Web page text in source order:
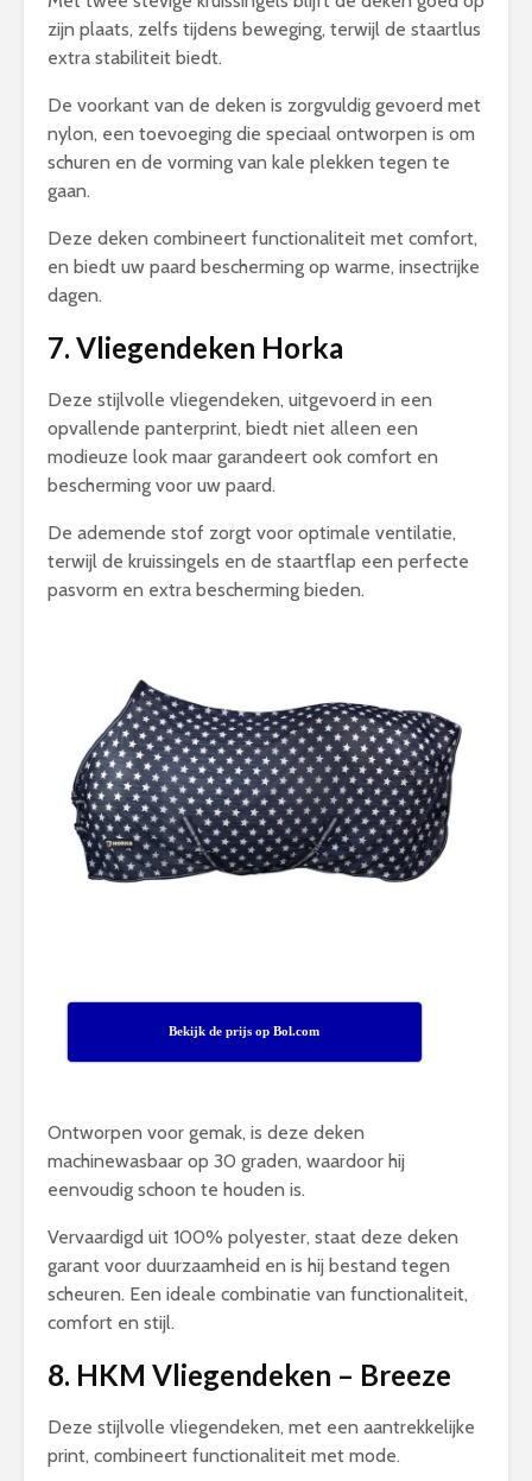
zijn plaats, zelfs tijdens beweging, terwijl de staartlus
extra stabiliteit biedt.
De voorkant van de deken is zorgvuldig gevoerd met
nylon, een toevoeging die speciaal ontworpen is om
schuren en de vorming van kale plekken tegen te
gaan.
Deze deken combineert functionaliteit met comfort,
en biedt uw paard bescherming op warme, insectrijke
dagen.
7. Vliegendeken Horka
Deze stijlvolle vliegendeken, uitgevoerd in een
opvallende panterprint, biedt niet alleen een
modieuze look maar garandeert ook comfort en
bescherming voor uw paard.
De ademende stof zorgt voor optimale ventilatie,
terwijl de kruissingels en de staartflap een perfecte
pasvorm en extra bescherming bieden.
Bekijk de prijs op Bol.com
Ontworpen voor gemak, is deze deken
machinewasbaar op 30 graden, waardoor hij
eenvoudig schoon te houden is.
Vervaardigd uit 100% polyester, staat deze deken
garant voor duurzaamheid en is hij bestand tegen
scheuren. Een ideale combinatie van functionaliteit,
comfort en stijl.
8. HKM Vliegendeken – Breeze
Deze stijlvolle vliegendeken, met een aantrekkelijke
print, combineert functionaliteit met mode.